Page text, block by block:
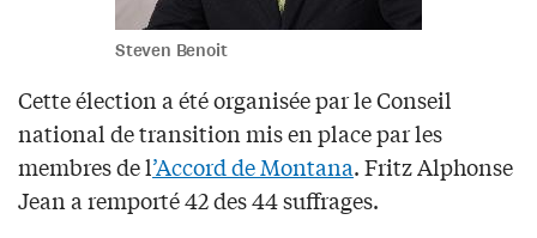
Steven Benoit
Cette élection a été organisée par le Conseil
national de transition mis en place par les
membres de l’Accord de Montana. Fritz Alphonse
Jean a remporté 42 des 44 suffrages.